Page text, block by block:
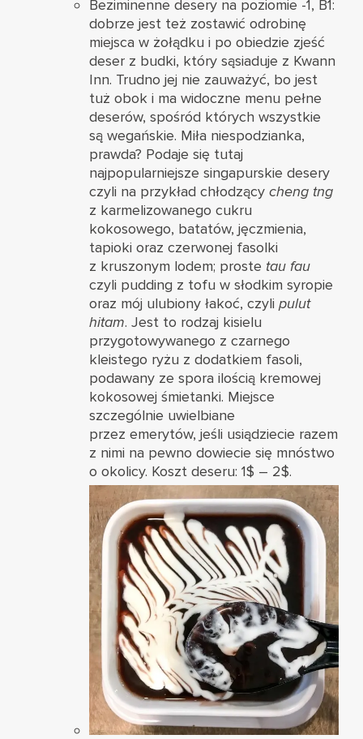
Beziminenne desery na poziomie -1, B1:
dobrze jest też zostawić odrobinę
miejsca w żołądku i po obiedzie zjeść
deser z budki, który sąsiaduje z Kwann
Inn. Trudno jej nie zauważyć, bo jest
tuż obok i ma widoczne menu pełne
deserów, spośród których wszystkie
są wegańskie. Miła niespodzianka,
prawda? Podaje się tutaj
najpopularniejsze singapurskie desery
czyli na przykład chłodzący cheng tng
z karmelizowanego cukru
kokosowego, batatów, jęczmienia,
tapioki oraz czerwonej fasolki
z kruszonym lodem; proste tau fau
czyli pudding z tofu w słodkim syropie
oraz mój ulubiony łakoć, czyli pulut
hitam. Jest to rodzaj kisielu
przygotowywanego z czarnego
kleistego ryżu z dodatkiem fasoli,
podawany ze spora ilością kremowej
kokosowej śmietanki. Miejsce
szczególnie uwielbiane
przez emerytów, jeśli usiądziecie razem
z nimi na pewno dowiecie się mnóstwo
o okolicy. Koszt deseru: 1$ – 2$.